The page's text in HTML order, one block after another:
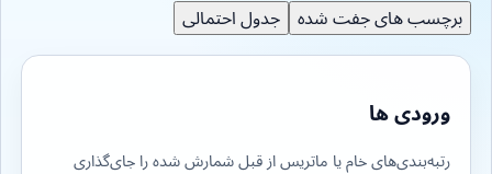
برچسب های جفت شده جدول احتمالی
ورودی ها
رتبه‌بندی‌های خام یا ماتریس از قبل شمارش شده را جای‌گذاری